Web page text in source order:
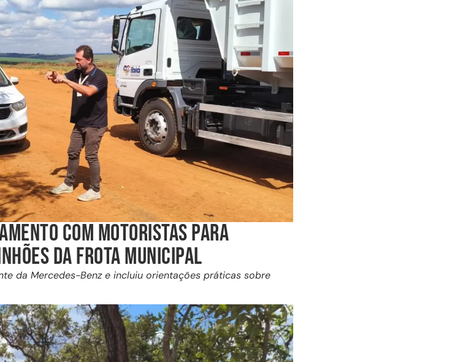
COM MOTORISTAS PARA
DA FROTA MUNICIPAL
da Mercedes-Benz e incluiu orientações práticas sobre